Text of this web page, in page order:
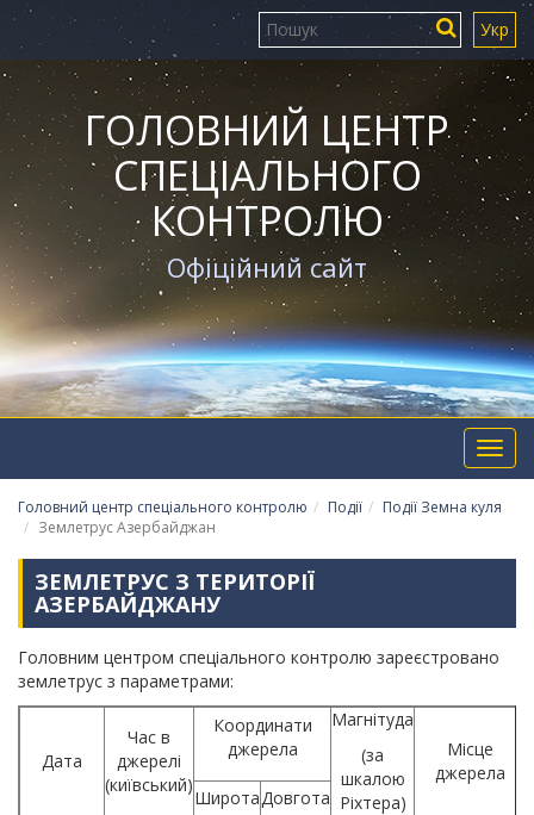
Укр
ГОЛОВНИЙ ЦЕНТР
СПЕЦІАЛЬНОГО
КОНТРОЛЮ
Офіційний сайт
Головний центр спеціального контролю Події
Події Земна куля
Землетрус Азербайджан
ЗЕМЛЕТРУС З ТЕРИТОРІЇ
АЗЕРБАЙДЖАНУ
Головним центром спеціального контролю зареєстровано
землетрус з параметрами:
Дата
Час в
джерелі
(київський)
Координати
джерела
Магнітуда
(за
шкалою
Ріхтера)
Місце
джерела
ШиротаДовгота